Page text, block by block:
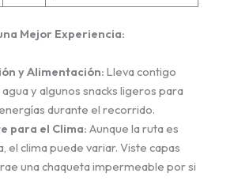
Mejor Experiencia:
y Alimentación: Lleva contigo
y algunos snacks ligeros para
durante el recorrido.
para el Clima: Aunque la ruta es
el clima puede variar. Viste capas
una chaqueta impermeable por si